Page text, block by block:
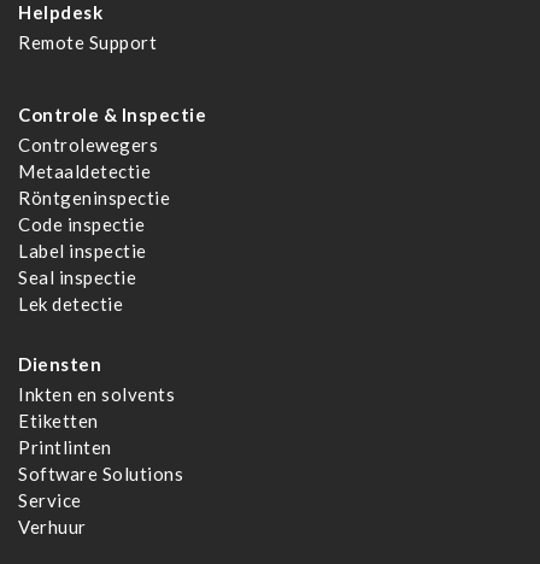
Helpdesk
Remote Support
Controle & Inspectie
Controlewegers
Metaaldetectie
Röntgeninspectie
Code inspectie
Label inspectie
Seal inspectie
Lek detectie
Diensten
Inkten en solvents
Etiketten
Printlinten
Software Solutions
Service
Verhuur